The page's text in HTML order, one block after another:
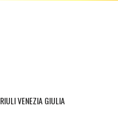
VENEZIA GIULIA